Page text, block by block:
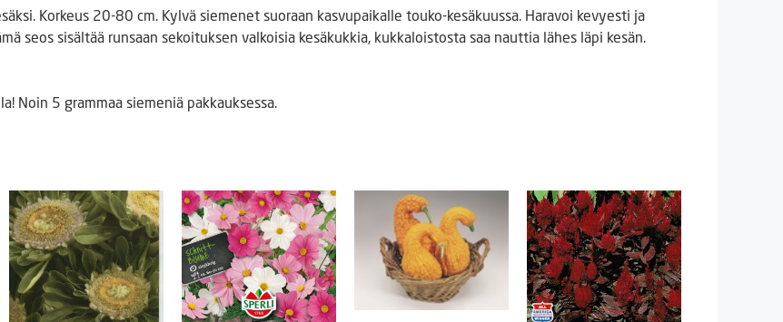
Korkeus 20-80 cm. Kylvä siemenet suoraan kasvupaikalle touko-kesäkuussa. Haravoi kevyesti ja
seos sisältää runsaan sekoituksen valkoisia kesäkukkia, kukkaloistosta saa nauttia lähes läpi kesän.
Noin 5 grammaa siemeniä pakkauksessa.